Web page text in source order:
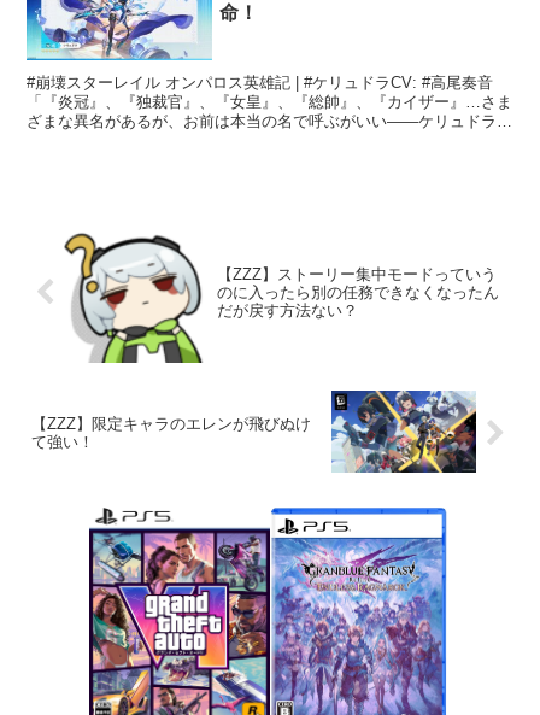
命！
#崩壊スターレイル オンパロス英雄記 | #ケリュドラCV: #高尾奏音
「『炎冠』、『独裁官』、『女皇』、『総帥』、『カイザー』…さま
ざまな異名があるが、お前は本当の名で呼ぶがいい——ケリュドラ、
【ZZZ】ストーリー集中モードっていう
のに入ったら別の任務できなくなったん
だが戻す方法ない？
【ZZZ】限定キャラのエレンが飛びぬけ
て強い！